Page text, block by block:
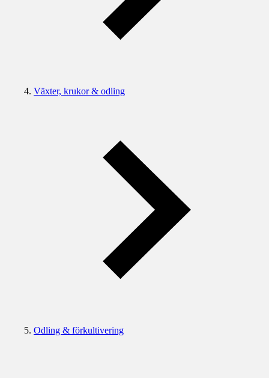
Växter, krukor & odling
Odling & förkultivering